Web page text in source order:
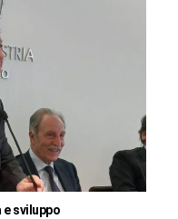
e sviluppo